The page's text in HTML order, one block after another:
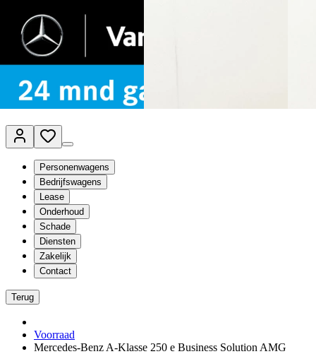
Van Mossel Automotive Group
Vestigingen
Werkplaatsplanner
Vacatures
Klantenservice
nl- Nederlands
Personenwagens
Bedrijfswagens
Lease
Onderhoud
Schade
Diensten
Zakelijk
Contact
Terug
Voorraad
Mercedes-Benz A-Klasse 250 e Business Solution AMG